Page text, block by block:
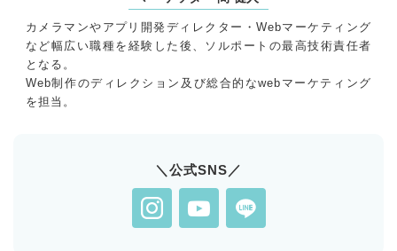
カメラマンやアプリ開発ディレクター・Webマーケティング
など幅広い職種を経験した後、ソルポートの最高技術責任者
となる。
Web制作のディレクション及び総合的なwebマーケティング
を担当。
＼公式SNS／